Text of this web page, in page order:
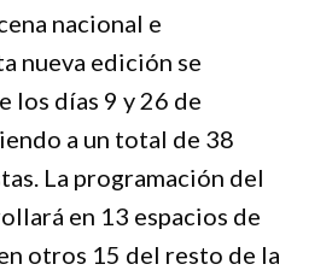
nacional e
nueva edición se
los días 9 y 26 de
a un total de 38
La programación del
en 13 espacios de
otros 15 del resto de la